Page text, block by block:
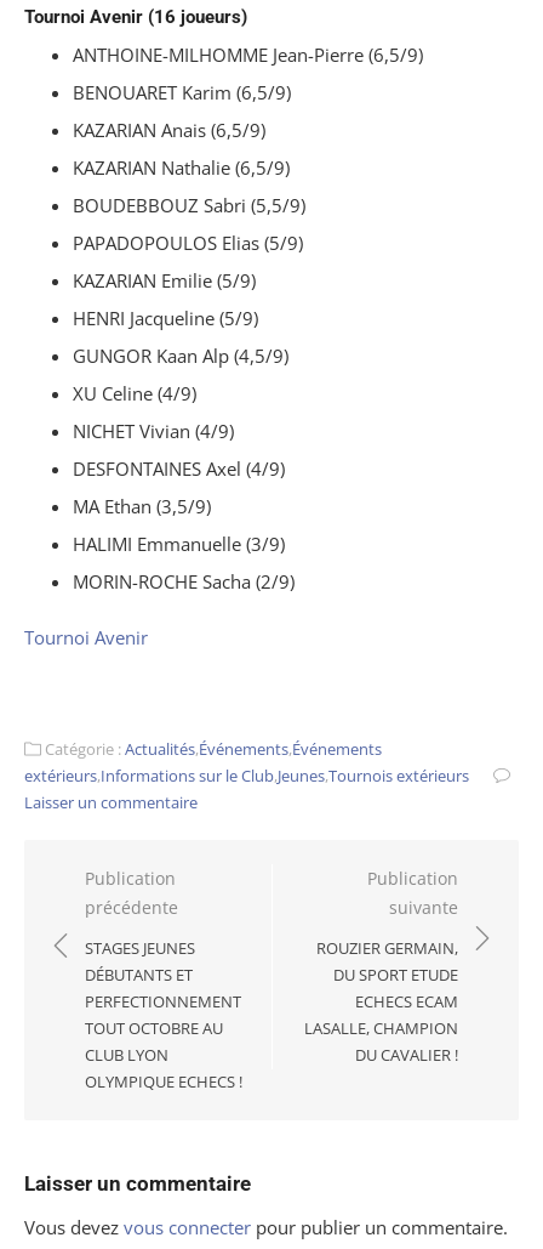
Tournoi Avenir (16 joueurs)
ANTHOINE-MILHOMME Jean-Pierre (6,5/9)
BENOUARET Karim (6,5/9)
KAZARIAN Anais (6,5/9)
KAZARIAN Nathalie (6,5/9)
BOUDEBBOUZ Sabri (5,5/9)
PAPADOPOULOS Elias (5/9)
KAZARIAN Emilie (5/9)
HENRI Jacqueline (5/9)
GUNGOR Kaan Alp (4,5/9)
XU Celine (4/9)
NICHET Vivian (4/9)
DESFONTAINES Axel (4/9)
MA Ethan (3,5/9)
HALIMI Emmanuelle (3/9)
MORIN-ROCHE Sacha (2/9)
Tournoi Avenir
Catégorie :Actualités,Événements,Événements
extérieurs,Informations sur le Club,Jeunes,Tournois extérieurs
Laisser un commentaire
Navigation
l’article
Publication
précédente
STAGES JEUNES
DÉBUTANTS ET
PERFECTIONNEMENT
TOUT OCTOBRE AU
CLUB LYON
OLYMPIQUE ECHECS !
Publication
suivante
ROUZIER GERMAIN,
DU SPORT ETUDE
ECHECS ECAM
LASALLE, CHAMPION
DU CAVALIER !
Laisser un commentaire
Vous devez vous connecter pour publier un commentaire.